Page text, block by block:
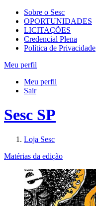
Sobre o Sesc
OPORTUNIDADES
LICITAÇÕES
Credencial Plena
Política de Privacidade
Meu perfil
Meu perfil
Sair
Sesc SP
Loja Sesc
Matérias da edição